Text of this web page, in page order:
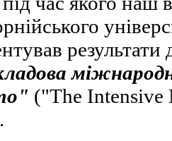
результати
("The Intensive